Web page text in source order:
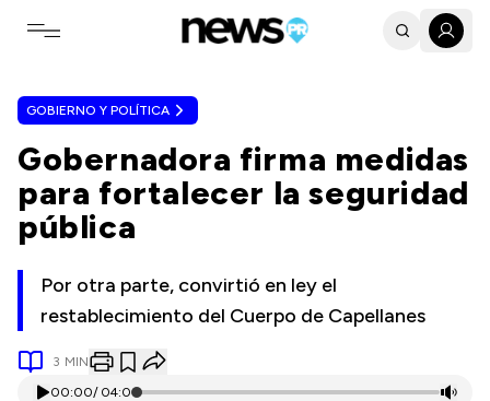
Toggle navigation menu
GOBIERNO Y POLÍTICA
Gobernadora firma medidas
para fortalecer la seguridad
pública
Por otra parte, convirtió en ley el
restablecimiento del Cuerpo de Capellanes
3 MIN
00:00/ 04:01